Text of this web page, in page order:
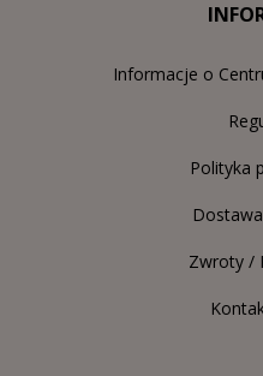
Informacje o
Polityka
Zwroty /